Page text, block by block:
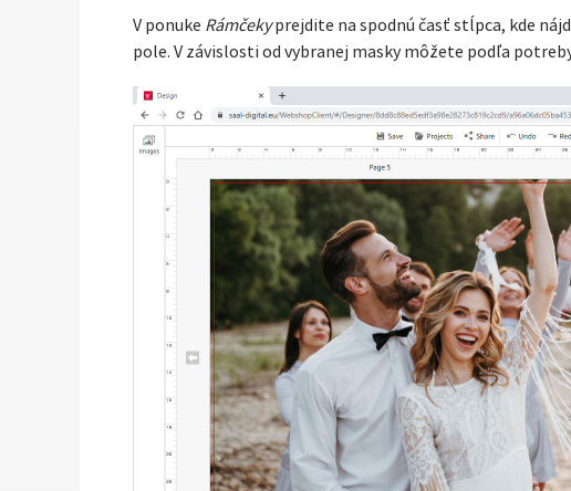
V ponuke Rámčekyprejdite na spodnú časť stĺpca, kde
pole. V závislosti od vybranej masky môžete podľa